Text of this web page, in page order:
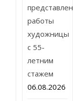
работы
художницы
с 55-
летним
стажем
06.08.2026